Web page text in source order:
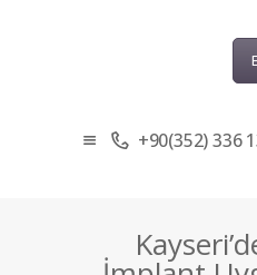
+90(352) 336
SAĞLIK
TEDAVILER